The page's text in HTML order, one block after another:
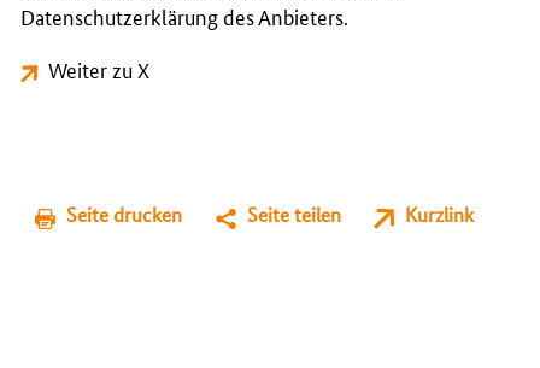
Datenschutzerklärung des Anbieters.
Weiter zu X
Seite drucken Seite teilen Kurzlink